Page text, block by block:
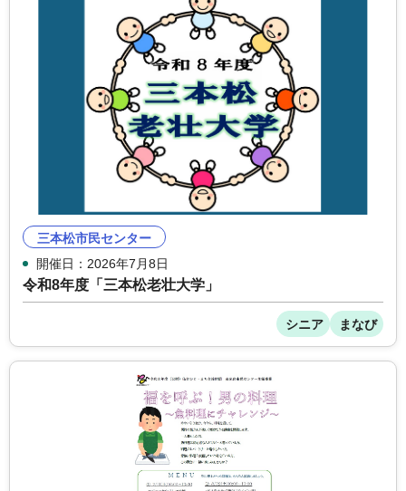
三本松市民センター
開催日：2026年7月8日
令和8年度「三本松老壮大学」
シニア まなび